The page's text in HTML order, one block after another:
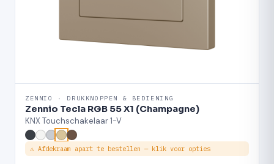
ZENNIO · DRUKKNOPPEN & BEDIENING
Zennio Tecla RGB 55 X1 (Champagne)
KNX Touchschakelaar 1-V
⚠ Afdekraam apart te bestellen — klik voor opties